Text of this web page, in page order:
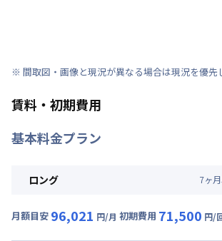
※ 間取図・画像と現況が異なる場合は現況を優先
賃料・初期費用
基本料金プラン
ロング 7ヶ月
月額目安 96,021 円/月 初期費用 71,500 円/